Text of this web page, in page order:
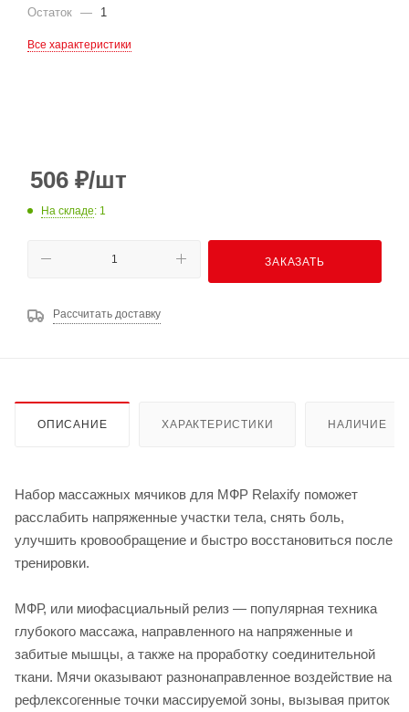
Остаток — 1
Все характеристики
506 ₽/шт
На складе: 1
ЗАКАЗАТЬ
Рассчитать доставку
ОПИСАНИЕ ХАРАКТЕРИСТИКИ НАЛИЧИЕ
Набор массажных мячиков для МФР Relaxify поможет
расслабить напряженные участки тела, снять боль,
улучшить кровообращение и быстро восстановиться после
тренировки.
МФР, или миофасциальный релиз — популярная техника
глубокого массажа, направленного на напряженные и
забитые мышцы, а также на проработку соединительной
ткани. Мячи оказывают разнонаправленное воздействие на
рефлексогенные точки массируемой зоны, вызывая приток